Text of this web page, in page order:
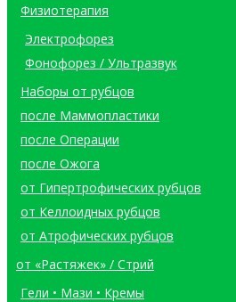
Физиотерапия
Электрофорез
Фонофорез / Ультразвук
Наборы от рубцов
после Маммопластики
после Операции
после Ожога
от Гипертрофических рубцов
от Келлоидных рубцов
от Атрофических рубцов
от «Растяжек» / Стрий
Гели • Мази • Кремы